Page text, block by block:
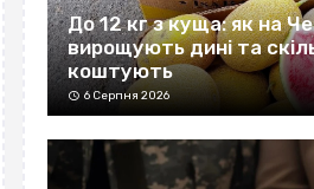
До 12 кг з куща: як на
вирощують дині та
коштують
6 Серпня 2026